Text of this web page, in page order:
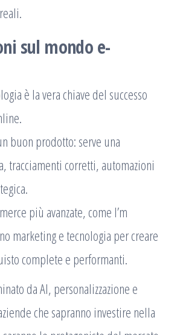
sul mondo e-
è la vera chiave del successo
buon prodotto: serve una
tracciamenti corretti, automazioni
più avanzate, come I’m
marketing e tecnologia per creare
complete e performanti.
da AI, personalizzazione e
che sapranno investire nella